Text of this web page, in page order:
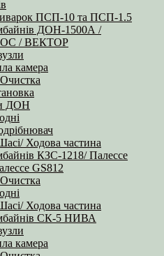
ПСП-10 та ПСП-1.5
ДОН-1500А /
/ ВЕКТОР
камера
ДОН
Ходова частина
КЗС-1218/ Палессе
GS812
Ходова частина
СК-5 НИВА
камера